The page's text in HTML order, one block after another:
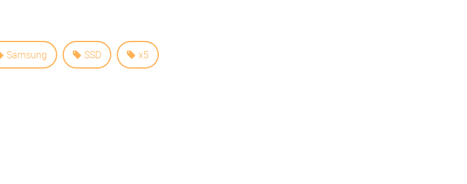
Samsung SSD x5